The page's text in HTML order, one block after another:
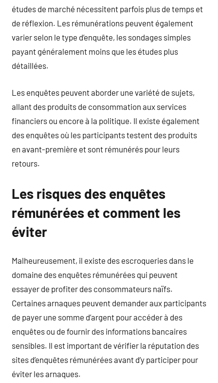
études de marché nécessitent parfois plus de temps et
de réflexion. Les rémunérations peuvent également
varier selon le type d’enquête, les sondages simples
payant généralement moins que les études plus
détaillées.
Les enquêtes peuvent aborder une variété de sujets,
allant des produits de consommation aux services
financiers ou encore à la politique. Il existe également
des enquêtes où les participants testent des produits
en avant-première et sont rémunérés pour leurs
retours.
Les risques des enquêtes
rémunérées et comment les
éviter
Malheureusement, il existe des escroqueries dans le
domaine des enquêtes rémunérées qui peuvent
essayer de profiter des consommateurs naïfs.
Certaines arnaques peuvent demander aux participants
de payer une somme d’argent pour accéder à des
enquêtes ou de fournir des informations bancaires
sensibles. Il est important de vérifier la réputation des
sites d’enquêtes rémunérées avant d’y participer pour
éviter les arnaques.